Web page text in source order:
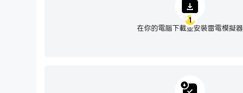
1
在你的電腦下載並安裝雷電模擬器